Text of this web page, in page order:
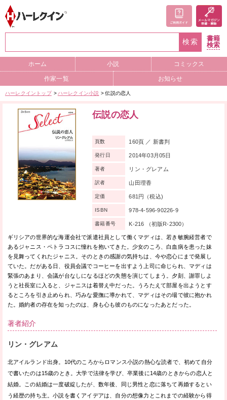
検索
書籍
検索
ホーム 小説 コミックス
作家一覧 お知らせ
ハーレクイントップ ハーレクイン小説 伝説の恋人
伝説の恋人
ギリシアの世界的な海運会社で派遣社員として働くマディは、若き敏腕経営者で
あるジャニス・ペトラコスに憧れを抱いてきた。少女のころ、白血病を患った妹
を見舞ってくれたジャニス。そのときの感謝の気持ちは、今や恋心にまで発展し
ていた。だがある日、役員会議でコーヒーを出すよう上司に命じられ、マディは
緊張のあまり、会議が台なしになるほどの失態を演じてしまう。夕刻、謝罪しよ
うと社長室に入ると、ジャニスは着替え中だった。うろたえて部屋を出ようとす
るところを引き止められ、巧みな愛撫に導かれて、マディはその場で彼に抱かれ
た。婚約者の存在を知ったのは、身も心も彼のものになったあとだった。
頁数 160頁 ／ 新書判
発行日 2014年03月05日
著者 リン・グレアム
訳者 山田理香
定価 681円（税込)
ISBN 978-4-596-90226-9
書籍番号 K-216 （初版R-2300）
著者紹介
リン・グレアム
北アイルランド出身。10代のころからロマンス小説の熱心な読者で、初めて自分
で書いたのは15歳のとき。大学で法律を学び、卒業後に14歳のときからの恋人と
結婚。この結婚は一度破綻したが、数年後、同じ男性と恋に落ちて再婚するとい
う経歴の持ち主。小説を書くアイデアは、自分の想像力とこれまでの経験から得